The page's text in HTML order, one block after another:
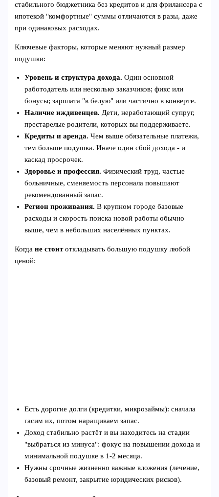
стабильного бюджетника без кредитов и для фрилансера с
ипотекой "комфортные" суммы отличаются в разы, даже
при одинаковых расходах.
Ключевые факторы, которые меняют нужный размер
подушки:
Уровень и структура дохода. Один основной
работодатель или несколько заказчиков; фикс или
бонусы; зарплата "в белую" или частично в конверте.
Наличие иждивенцев. Дети, неработающий супруг,
престарелые родители, которых вы поддерживаете.
Кредиты и аренда. Чем выше обязательные платежи,
тем больше подушка. Иначе один сбой дохода - и
каскад просрочек.
Здоровье и профессия. Физический труд, частые
больничные, сменяемость персонала повышают
рекомендованный запас.
Регион проживания. В крупном городе базовые
расходы и скорость поиска новой работы обычно
выше, чем в небольших населённых пунктах.
Когдане стоитоткладывать большую подушку любой
ценой:
Есть дорогие долги (кредитки, микрозаймы): сначала
гасим их, потом наращиваем запас.
Доход стабильно растёт и вы находитесь на стадии
"выбраться из минуса": фокус на повышении дохода и
минимальной подушке в 1-2 месяца.
Нужны срочные жизненно важные вложения (лечение,
базовый ремонт, закрытие юридических рисков).